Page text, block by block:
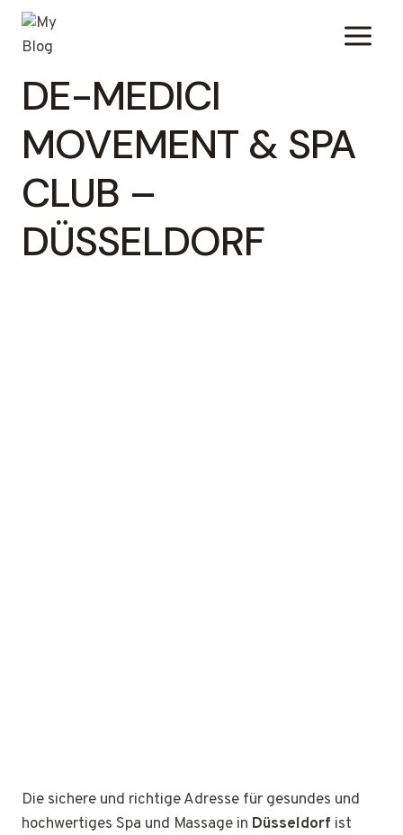
Zum
Inhalt
springen
DE-MEDICI
MOVEMENT & SPA
CLUB –
DÜSSELDORF
Die sichere und richtige Adresse für gesundes und
hochwertiges Spa und Massage in Düsseldorf ist